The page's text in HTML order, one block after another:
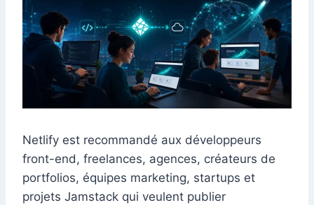
Netlify est recommandé aux développeurs
front-end, freelances, agences, créateurs de
portfolios, équipes marketing, startups et
projets Jamstack qui veulent publier